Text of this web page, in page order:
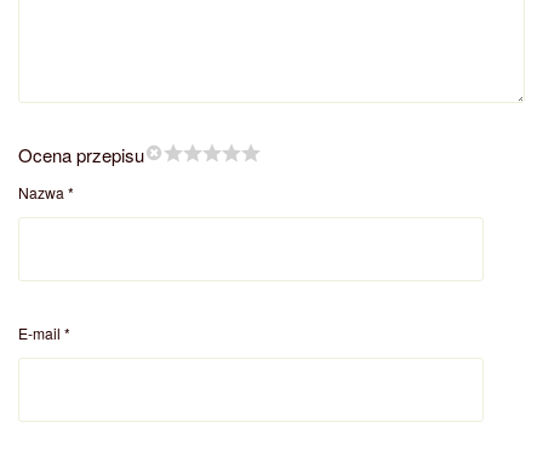
Ocena przepisu
Nazwa *
E-mail *